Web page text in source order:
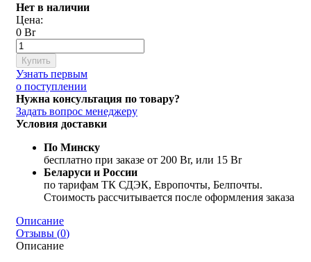
Нет в наличии
Цена:
0 Br
Купить
Узнать первым
о поступлении
Нужна консультация по товару?
Задать вопрос менеджеру
Условия доставки
По Минску
бесплатно при заказе от 200 Br, или 15 Br
Беларуси и России
по тарифам ТК СДЭК, Европочты, Белпочты.
Стоимость рассчитывается после оформления заказа
Описание
Отзывы (0)
Описание